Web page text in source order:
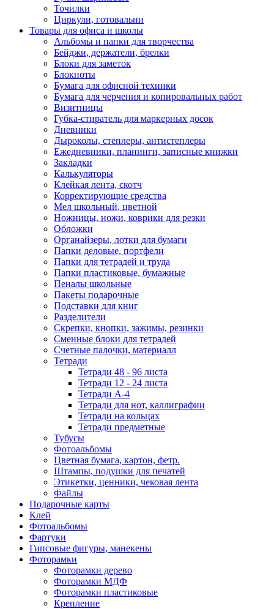
Точилки
Циркули, готовальни
Товары для офиса и школы
Альбомы и папки для творчества
Бейджи, держатели, брелки
Блоки для заметок
Блокноты
Бумага для офисной техники
Бумага для черчения и копировальных работ
Визитницы
Губка-стиратель для маркерных досок
Дневники
Дыроколы, степлеры, антистеплеры
Ежедневники, планинги, записные книжки
Закладки
Калькуляторы
Клейкая лента, скотч
Корректирующие средства
Мел школьный, цветной
Ножницы, ножи, коврики для резки
Обложки
Органайзеры, лотки для бумаги
Папки деловые, портфели
Папки для тетрадей и труда
Папки пластиковые, бумажные
Пеналы школьные
Пакеты подарочные
Подставки для книг
Разделители
Скрепки, кнопки, зажимы, резинки
Сменные блоки для тетрадей
Счетные палочки, материалл
Тетради
Тетради 48 - 96 листа
Тетради 12 - 24 листа
Тетради А-4
Тетради для нот, каллиграфии
Тетради на кольцах
Тетради предметные
Тубусы
Фотоальбомы
Цветная бумага, картон, фетр.
Штампы, подушки для печатей
Этикетки, ценники, чековая лента
Файлы
Подарочные карты
Клей
Фотоальбомы
Фартуки
Гипсовые фигуры, манекены
Фоторамки
Фоторамки дерево
Фоторамки МДФ
Фоторамки пластиковые
Крепление